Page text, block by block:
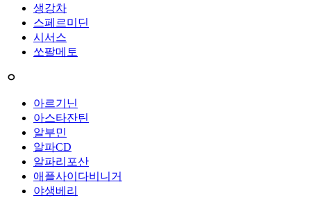
생강차
스페르미딘
시서스
쏘팔메토
ㅇ
아르기닌
아스타잔틴
알부민
알파CD
알파리포산
애플사이다비니거
야생베리